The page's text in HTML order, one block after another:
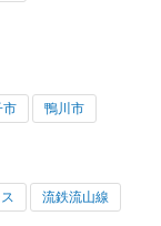
市 鴨川市
流鉄流山線